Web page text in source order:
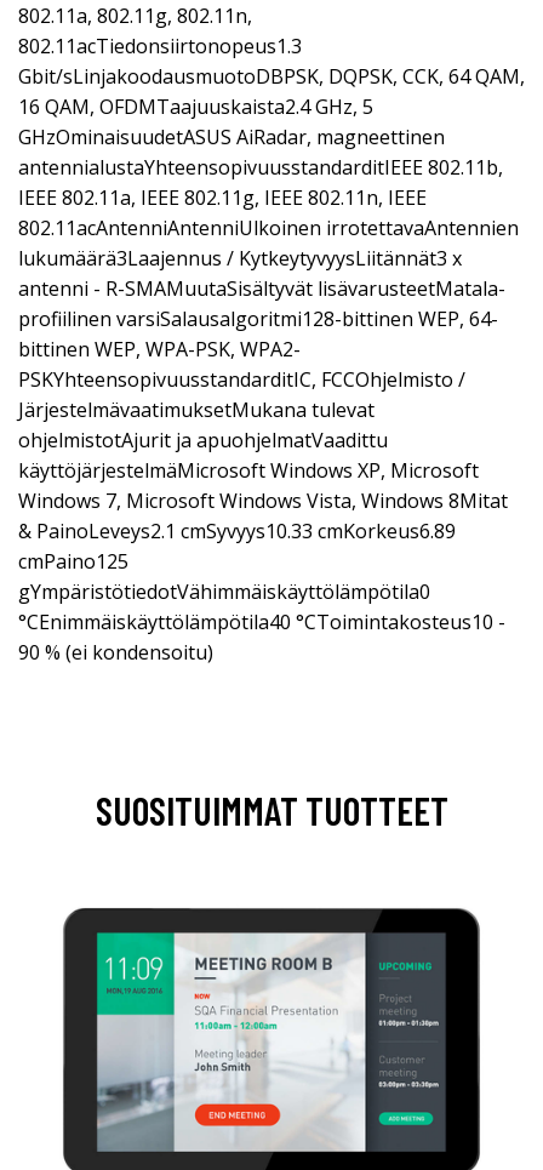
802.11a, 802.11g, 802.11n,
802.11acTiedonsiirtonopeus1.3
Gbit/sLinjakoodausmuotoDBPSK, DQPSK, CCK, 64 QAM,
16 QAM, OFDMTaajuuskaista2.4 GHz, 5
GHzOminaisuudetASUS AiRadar, magneettinen
antennialustaYhteensopivuusstandarditIEEE 802.11b,
IEEE 802.11a, IEEE 802.11g, IEEE 802.11n, IEEE
802.11acAntenniAntenniUlkoinen irrotettavaAntennien
lukumäärä3Laajennus / KytkeytyvyysLiitännät3 x
antenni - R-SMAMuutaSisältyvät lisävarusteetMatala-
profiilinen varsiSalausalgoritmi128-bittinen WEP, 64-
bittinen WEP, WPA-PSK, WPA2-
PSKYhteensopivuusstandarditIC, FCCOhjelmisto /
JärjestelmävaatimuksetMukana tulevat
ohjelmistotAjurit ja apuohjelmatVaadittu
käyttöjärjestelmäMicrosoft Windows XP, Microsoft
Windows 7, Microsoft Windows Vista, Windows 8Mitat
& PainoLeveys2.1 cmSyvyys10.33 cmKorkeus6.89
cmPaino125
gYmpäristötiedotVähimmäiskäyttölämpötila0
°CEnimmäiskäyttölämpötila40 °CToimintakosteus10 -
90 % (ei kondensoitu)
SUOSITUIMMAT TUOTTEET